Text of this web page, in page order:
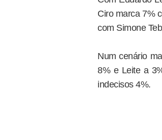
Ciro marca 7%
com Simone
Num cenário
8% e Leite a
indecisos 4%.